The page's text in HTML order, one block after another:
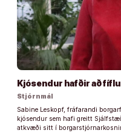
Kjósendur hafðir að
Stjórnmál
Sabine Leskopf, fráfarandi
kjósendur sem hafi greitt
atkvæði sitt í